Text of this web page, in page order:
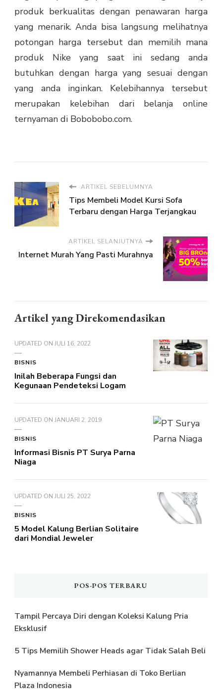
produk berkualitas dengan penawaran harga
yang menarik. Anda bisa langsung melihatnya
potongan harga tersebut dan memilih mana
produk Nike yang saat ini sedang anda
butuhkan dengan harga yang sesuai dengan
yang anda inginkan. Kelebihannya tersebut
merupakan kelebihan dari belanja online
ternyaman di Bobobobo.com.
ARTIKEL SEBELUMNYA
Tips Membeli Model Kursi Sofa
Terbaru dengan Harga Terjangkau
ARTIKEL SELANJUTNYA
Internet Murah Yang Pasti Murahnya
Artikel yang Direkomendasikan
UPDATED ON JULI 16, 2022
BISNIS
Inilah Beberapa Fungsi dan
Kegunaan Pendeteksi Logam
UPDATED ON JANUARI 2, 2019
BISNIS
Informasi Bisnis PT Surya Parna
Niaga
UPDATED ON JULI 25, 2022
BISNIS
5 Model Kalung Berlian Solitaire
dari Mondial Jeweler
POS-POS TERBARU
Tampil Percaya Diri dengan Koleksi Kalung Pria
Eksklusif
5 Tips Memilih Shower Heads agar Tidak Salah Beli
Nyamannya Membeli Perhiasan di Toko Berlian
Plaza Indonesia